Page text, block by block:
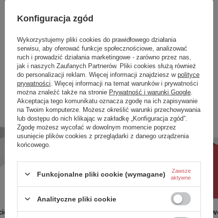
Seria
Zobacz również
Poprzedni z tej kategorii
Wanna wolnostojąca przyścienna
Wanna
Następny z tej kategorii
Konfiguracja zgód
Wykorzystujemy pliki cookies do prawidłowego działania
serwisu, aby oferować funkcje społecznościowe, analizować
ruch i prowadzić działania marketingowe - zarówno przez nas,
jak i naszych Zaufanych Partnerów. Pliki cookies służą również
do personalizacji reklam. Więcej informacji znajdziesz w polityce
prywatności . Więcej informacji na temat warunków i prywatności
można znaleźć także na stronie Prywatność i warunki Google
Akceptacja tego komunikatu oznacza zgodę na ich zapisywanie
na Twoim komputerze. Możesz określić warunki przechowywania
lub dostępu do nich klikając w zakładkę „Konfiguracja zgód”.
Zgodę możesz wycofać w dowolnym momencie poprzez
usunięcie plików cookies z przeglądarki z danego urządzenia
końcowego.
Funkcjonalne pliki cookie (wymagane)
Zawsze
aktywne
Analityczne pliki cookie